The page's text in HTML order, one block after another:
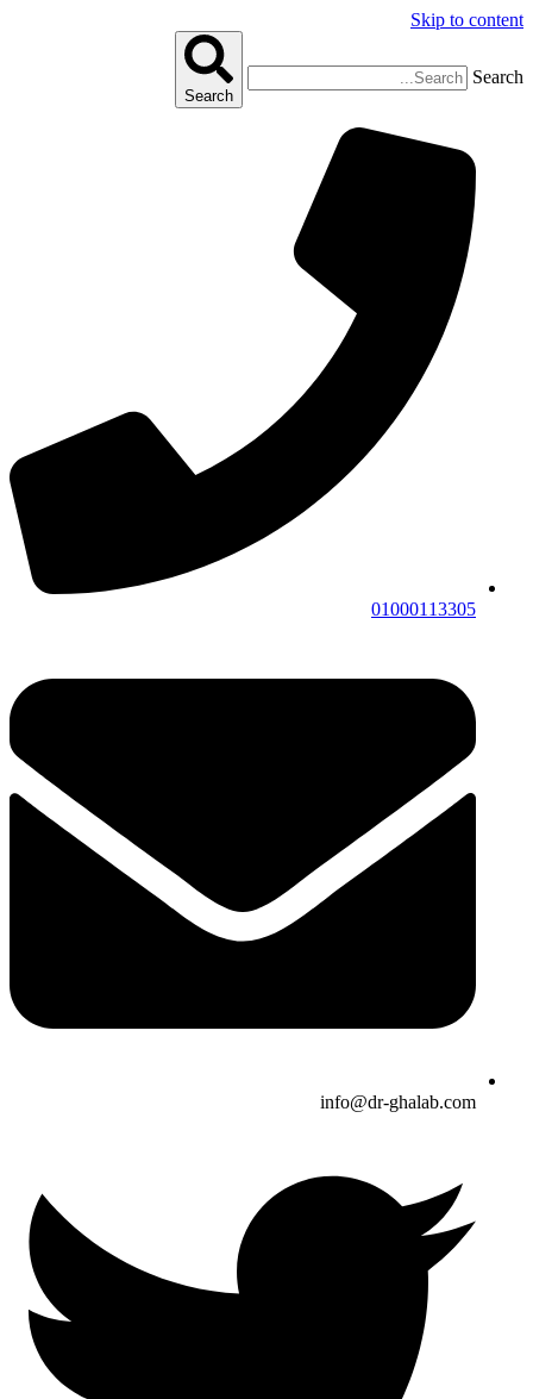
Skip to content
Search
Search
01000113305
info@dr-ghalab.com